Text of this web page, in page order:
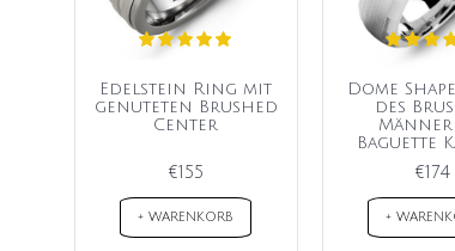
Edelstein Ring mit
genuteten Brushed
Center
€155
+ WARENKORB
Dome
des
Baguette
€174
+